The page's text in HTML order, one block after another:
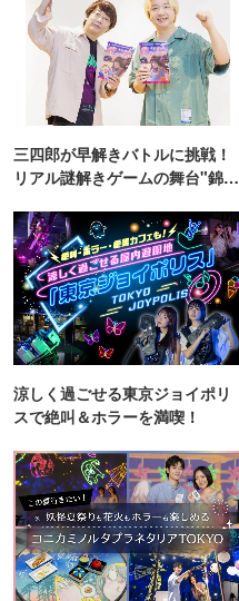
三四郎が早解きバトルに挑戦！
リアル謎解きゲームの舞台"錦糸
涼しく過ごせる東京ジョイポリ
スで絶叫＆ホラーを満喫！